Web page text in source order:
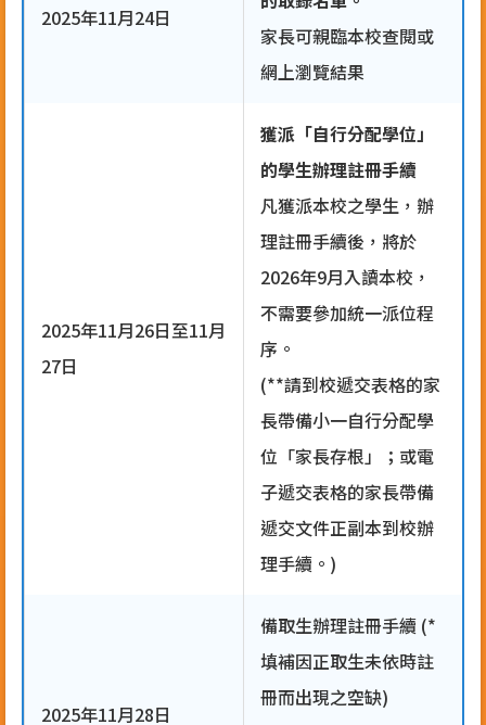
2025年11月24日
家長可親臨本校查閱或
網上瀏覽結果
2025年11月26日至11月
27日
獲派「自行分配學位」
的學生辦理註冊手續
凡獲派本校之學生，辦
理註冊手續後，將於
2026年9月入讀本校，
不需要參加統一派位程
序。
(**請到校遞交表格的家
長帶備小一自行分配學
位「家長存根」；或電
子遞交表格的家長帶備
遞交文件正副本到校辦
理手續。)
2025年11月28日
備取生辦理註冊手續 (*
填補因正取生未依時註
冊而出現之空缺)